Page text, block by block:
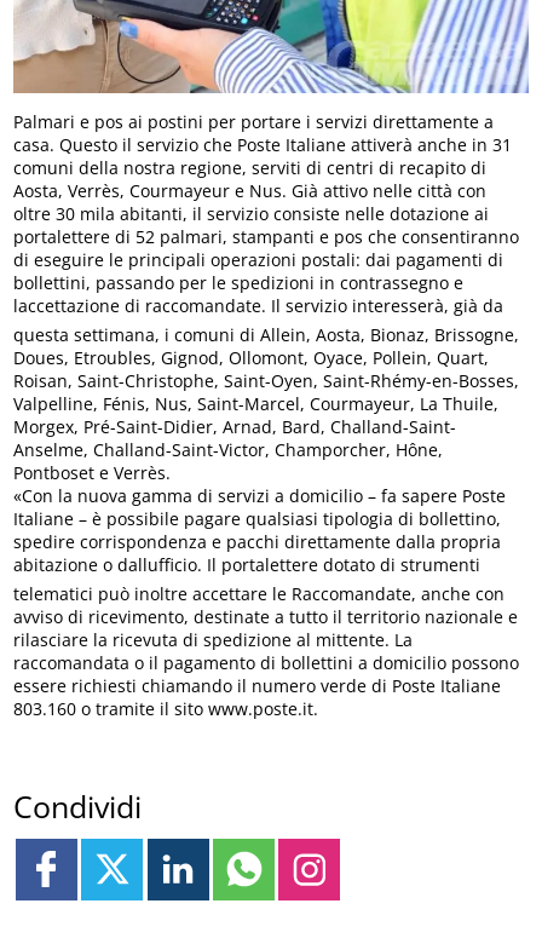
Palmari e pos ai postini per portare i servizi direttamente a
casa. Questo il servizio che Poste Italiane attiverà anche in 31
comuni della nostra regione, serviti di centri di recapito di
Aosta, Verrès, Courmayeur e Nus. Già attivo nelle città con
oltre 30 mila abitanti, il servizio consiste nelle dotazione ai
portalettere di 52 palmari, stampanti e pos che consentiranno
di eseguire le principali operazioni postali: dai pagamenti di
bollettini, passando per le spedizioni in contrassegno e
laccettazione di raccomandate. Il servizio interesserà, già da
questa settimana, i comuni di Allein, Aosta, Bionaz, Brissogne,
Doues, Etroubles, Gignod, Ollomont, Oyace, Pollein, Quart,
Roisan, Saint-Christophe, Saint-Oyen, Saint-Rhémy-en-Bosses,
Valpelline, Fénis, Nus, Saint-Marcel, Courmayeur, La Thuile,
Morgex, Pré-Saint-Didier, Arnad, Bard, Challand-Saint-
Anselme, Challand-Saint-Victor, Champorcher, Hône,
Pontboset e Verrès.
«Con la nuova gamma di servizi a domicilio – fa sapere Poste
Italiane – è possibile pagare qualsiasi tipologia di bollettino,
spedire corrispondenza e pacchi direttamente dalla propria
abitazione o dallufficio. Il portalettere dotato di strumenti
telematici può inoltre accettare le Raccomandate, anche con
avviso di ricevimento, destinate a tutto il territorio nazionale e
rilasciare la ricevuta di spedizione al mittente. La
raccomandata o il pagamento di bollettini a domicilio possono
essere richiesti chiamando il numero verde di Poste Italiane
803.160 o tramite il sito www.poste.it.
Condividi